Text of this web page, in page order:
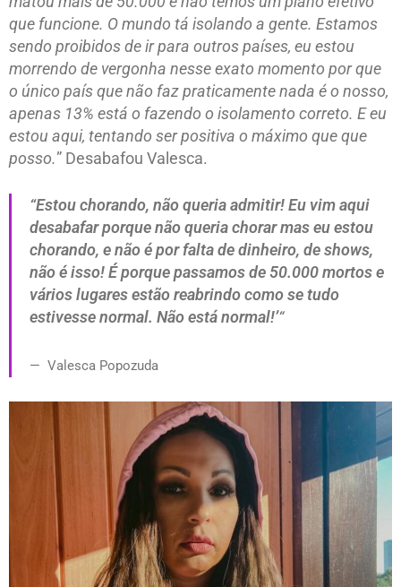
que funcione. O mundo tá isolando a gente. Estamos
sendo proibidos de ir para outros países, eu estou
morrendo de vergonha nesse exato momento por que
o único país que não faz praticamente nada é o nosso,
apenas 13% está o fazendo o isolamento correto. E eu
estou aqui, tentando ser positiva o máximo que que
posso.” Desabafou Valesca.
“Estou chorando, não queria admitir! Eu vim aqui
desabafar porque não queria chorar mas eu estou
chorando, e não é por falta de dinheiro, de shows,
não é isso! É porque passamos de 50.000 mortos e
vários lugares estão reabrindo como se tudo
estivesse normal. Não está normal!’“
Valesca Popozuda